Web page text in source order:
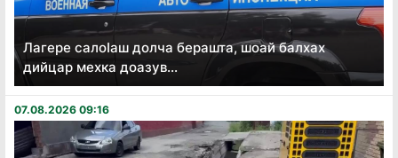
Лагере салоӏаш долча берашта, шоай балхах
дийцар мехка доазув...
07.08.2026 09:16